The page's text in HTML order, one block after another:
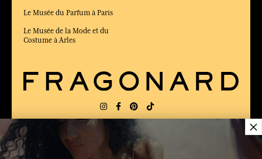
Le Musée du Parfum à Paris
Le Musée de la Mode et du
Costume à Arles
LIVRAISON: LANGUE:
×